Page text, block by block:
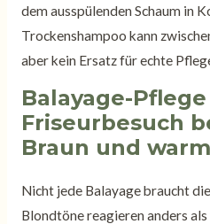
dem ausspülenden Schaum in
Trockenshampoo kann
aber kein Ersatz für echte
Balayage-
Friseurbesuch
Braun und
Nicht jede Balayage braucht
Blondtöne reagieren anders